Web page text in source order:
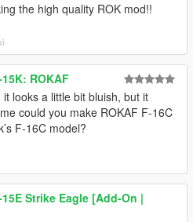
the high quality ROK mod!!
15K: ROKAF
looks a little bit bluish, but it
could you make ROKAF F-16C
F-16C model?
15E Strike Eagle [Add-On |